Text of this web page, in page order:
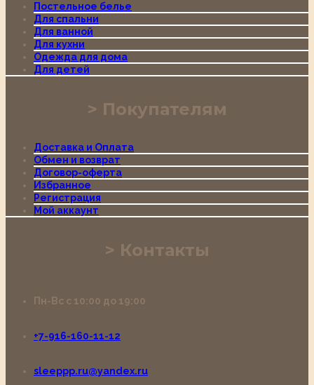
Постельное белье
Для спальни
Для ванной
Для кухни
Одежда для дома
Для детей
Покупателям
Доставка и Оплата
Обмен и возврат
Договор-оферта
Избранное
Регистрация
Мой аккаунт
Контакты
Пн-Вс с 10:00 до 19:00
+7-916-160-11-12
sleeppp.ru@yandex.ru